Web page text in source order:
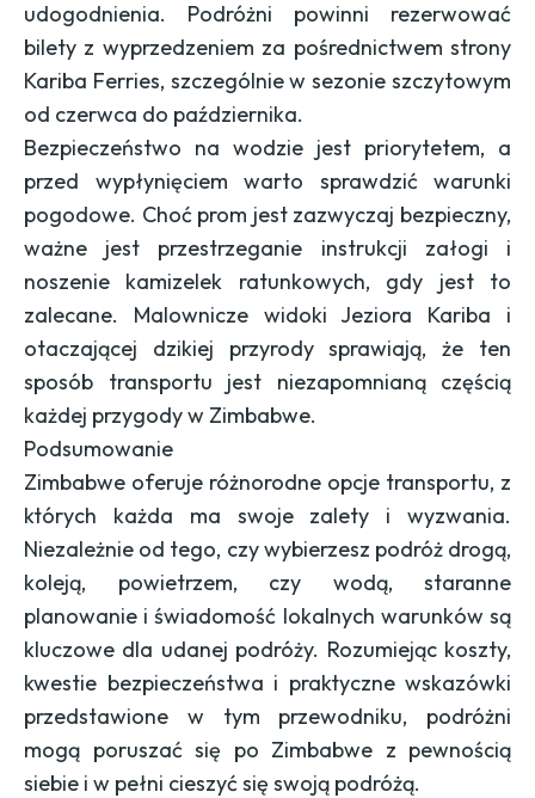
udogodnienia. Podróżni powinni rezerwować
bilety z wyprzedzeniem za pośrednictwem strony
Kariba Ferries, szczególnie w sezonie szczytowym
od czerwca do października.
Bezpieczeństwo na wodzie jest priorytetem, a
przed wypłynięciem warto sprawdzić warunki
pogodowe. Choć prom jest zazwyczaj bezpieczny,
ważne jest przestrzeganie instrukcji załogi i
noszenie kamizelek ratunkowych, gdy jest to
zalecane. Malownicze widoki Jeziora Kariba i
otaczającej dzikiej przyrody sprawiają, że ten
sposób transportu jest niezapomnianą częścią
każdej przygody w Zimbabwe.
Podsumowanie
Zimbabwe oferuje różnorodne opcje transportu, z
których każda ma swoje zalety i wyzwania.
Niezależnie od tego, czy wybierzesz podróż drogą,
koleją, powietrzem, czy wodą, staranne
planowanie i świadomość lokalnych warunków są
kluczowe dla udanej podróży. Rozumiejąc koszty,
kwestie bezpieczeństwa i praktyczne wskazówki
przedstawione w tym przewodniku, podróżni
mogą poruszać się po Zimbabwe z pewnością
siebie i w pełni cieszyć się swoją podróżą.